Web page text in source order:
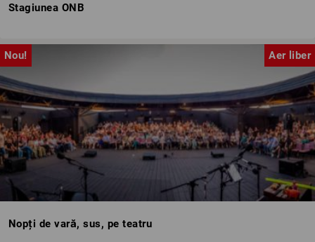
Stagiunea ONB
Nou! Aer liber
Nopți de vară, sus, pe teatru